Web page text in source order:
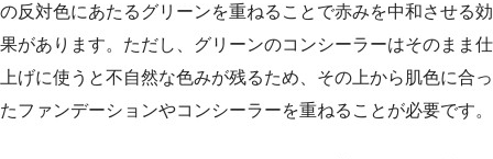
の反対色にあたるグリーンを重ねることで赤みを中和させる効
果があります。ただし、グリーンのコンシーラーはそのまま仕
上げに使うと不自然な色みが残るため、その上から肌色に合っ
たファンデーションやコンシーラーを重ねることが必要です。